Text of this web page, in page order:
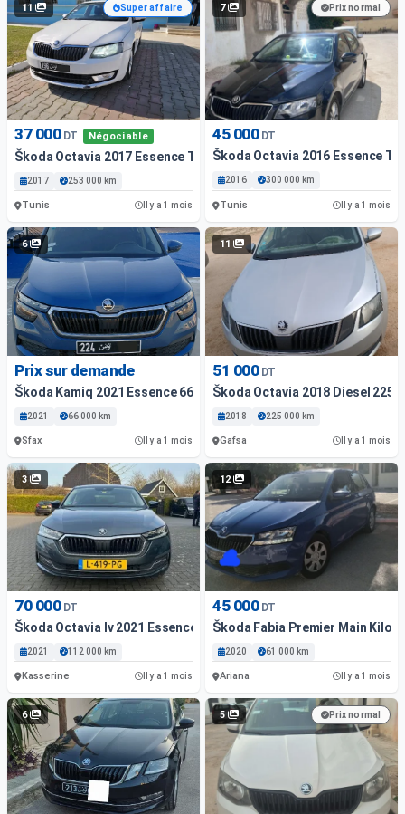
11 Super affaire
37 000 DT Négociable
Škoda Octavia 2017 Essence Tunis
2017 253 000 km
Tunis Il y a 1 mois
7 Prix normal
45 000 DT
Škoda Octavia 2016 Essence
2016 300 000 km
Tunis Il y a 1 mois
6
Prix sur demande
Škoda Kamiq 2021 Essence 66 000 Km Sfax
2021 66 000 km
Sfax Il y a 1 mois
11
51 000 DT
Škoda Octavia 2018 Diesel 225
2018 225 000 km
Gafsa Il y a 1 mois
3
70 000 DT
Škoda Octavia Iv 2021 Essence 112 000 Km Kasserine
2021 112 000 km
Kasserine Il y a 1 mois
12
45 000 DT
Škoda Fabia Premier Main
2020 61 000 km
Ariana Il y a 1 mois
6 5 Prix normal